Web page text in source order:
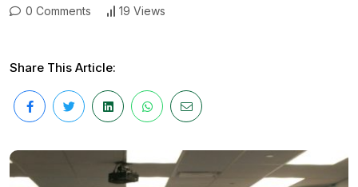
0 Comments
19 Views
Share This Article: